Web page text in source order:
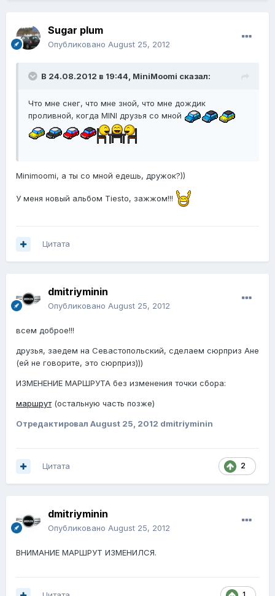
Sugar plum
Опубликовано August 25, 2012
В 24.08.2012 в 19:44, MiniMoomi сказал:
Что мне снег, что мне зной, что мне дождик
проливной, когда MINI друзья со мной
Minimoomi, а ты со мной едешь, дружок?))
У меня новый альбом Tiesto, зажжом!!!
Цитата
dmitriyminin
Опубликовано August 25, 2012
всем доброе!!!
друзья, заедем на Севастопольский, сделаем сюрприз Ане
(ей не говорите, это сюрприз)))
ИЗМЕНЕНИЕ МАРШРУТА без изменения точки сбора:
маршрут(остальную часть позже)
Отредактировал August 25, 2012 dmitriyminin
2
Цитата
dmitriyminin
Опубликовано August 25, 2012
ВНИМАНИЕ МАРШРУТ ИЗМЕНИЛСЯ.